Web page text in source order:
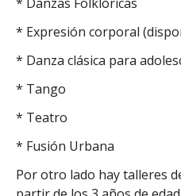
* Expresión corporal
* Danza clásica para
* Tango
* Teatro
* Fusión Urbana
Por otro lado hay talleres